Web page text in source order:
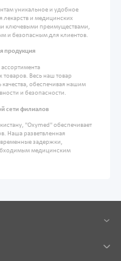
уникальное и удобное
лекарств и медицинских
ключевыми преимуществами,
и безопасным для клиентов.
продукция
товаров. Весь наш товар
обеспечивая нашим
и безопасности.
сети филиалов
"Oxymed" обеспечивает
Наша разветвленная
задержки,
медицинским